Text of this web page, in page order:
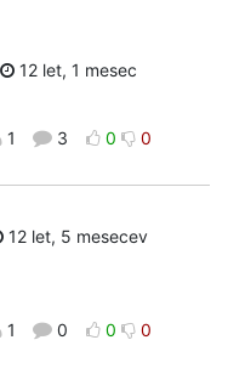
12 let, 1 mesec
1 3 0 0
12 let, 5 mesecev
1 0 0 0